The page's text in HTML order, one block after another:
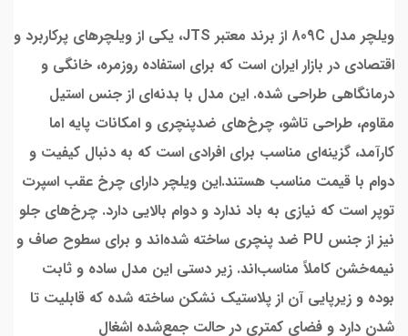
ویلچر مدل 809C از برند معتبر JTS، یکی از ویلچرهای پرکاربرد و
اقتصادی در بازار ایران است که برای استفاده روزمره، خانگی و
درمانگاهی طراحی شده. این مدل با بدنه‌ای از جنس استیل
مقاوم، طراحی تاشو، چرخ‌های ضدپنچری و امکانات پایه اما
کارآمد، گزینه‌ای مناسب برای افرادی است که به دنبال کیفیت و
دوام با قیمت مناسب هستند.این ویلچر دارای چرخ عقب اسپرت
توپر است که نیازی به باد ندارد و دوام بالایی دارد. چرخ‌های جلو
نیز از جنس PU ضد پنچری ساخته شده‌اند و برای سطوح صاف و
نیمه‌خشن کاملاً مناسب‌اند. زیر دستی این مدل ساده و ثابت
بوده و زیرپایی آن از پلاستیک نشکن ساخته شده که قابلیت تا
شدن دارد و فضای کمتری در حالت جمع‌شده اشغال